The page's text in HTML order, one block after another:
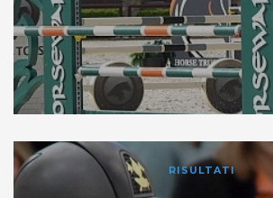
RISULTATI